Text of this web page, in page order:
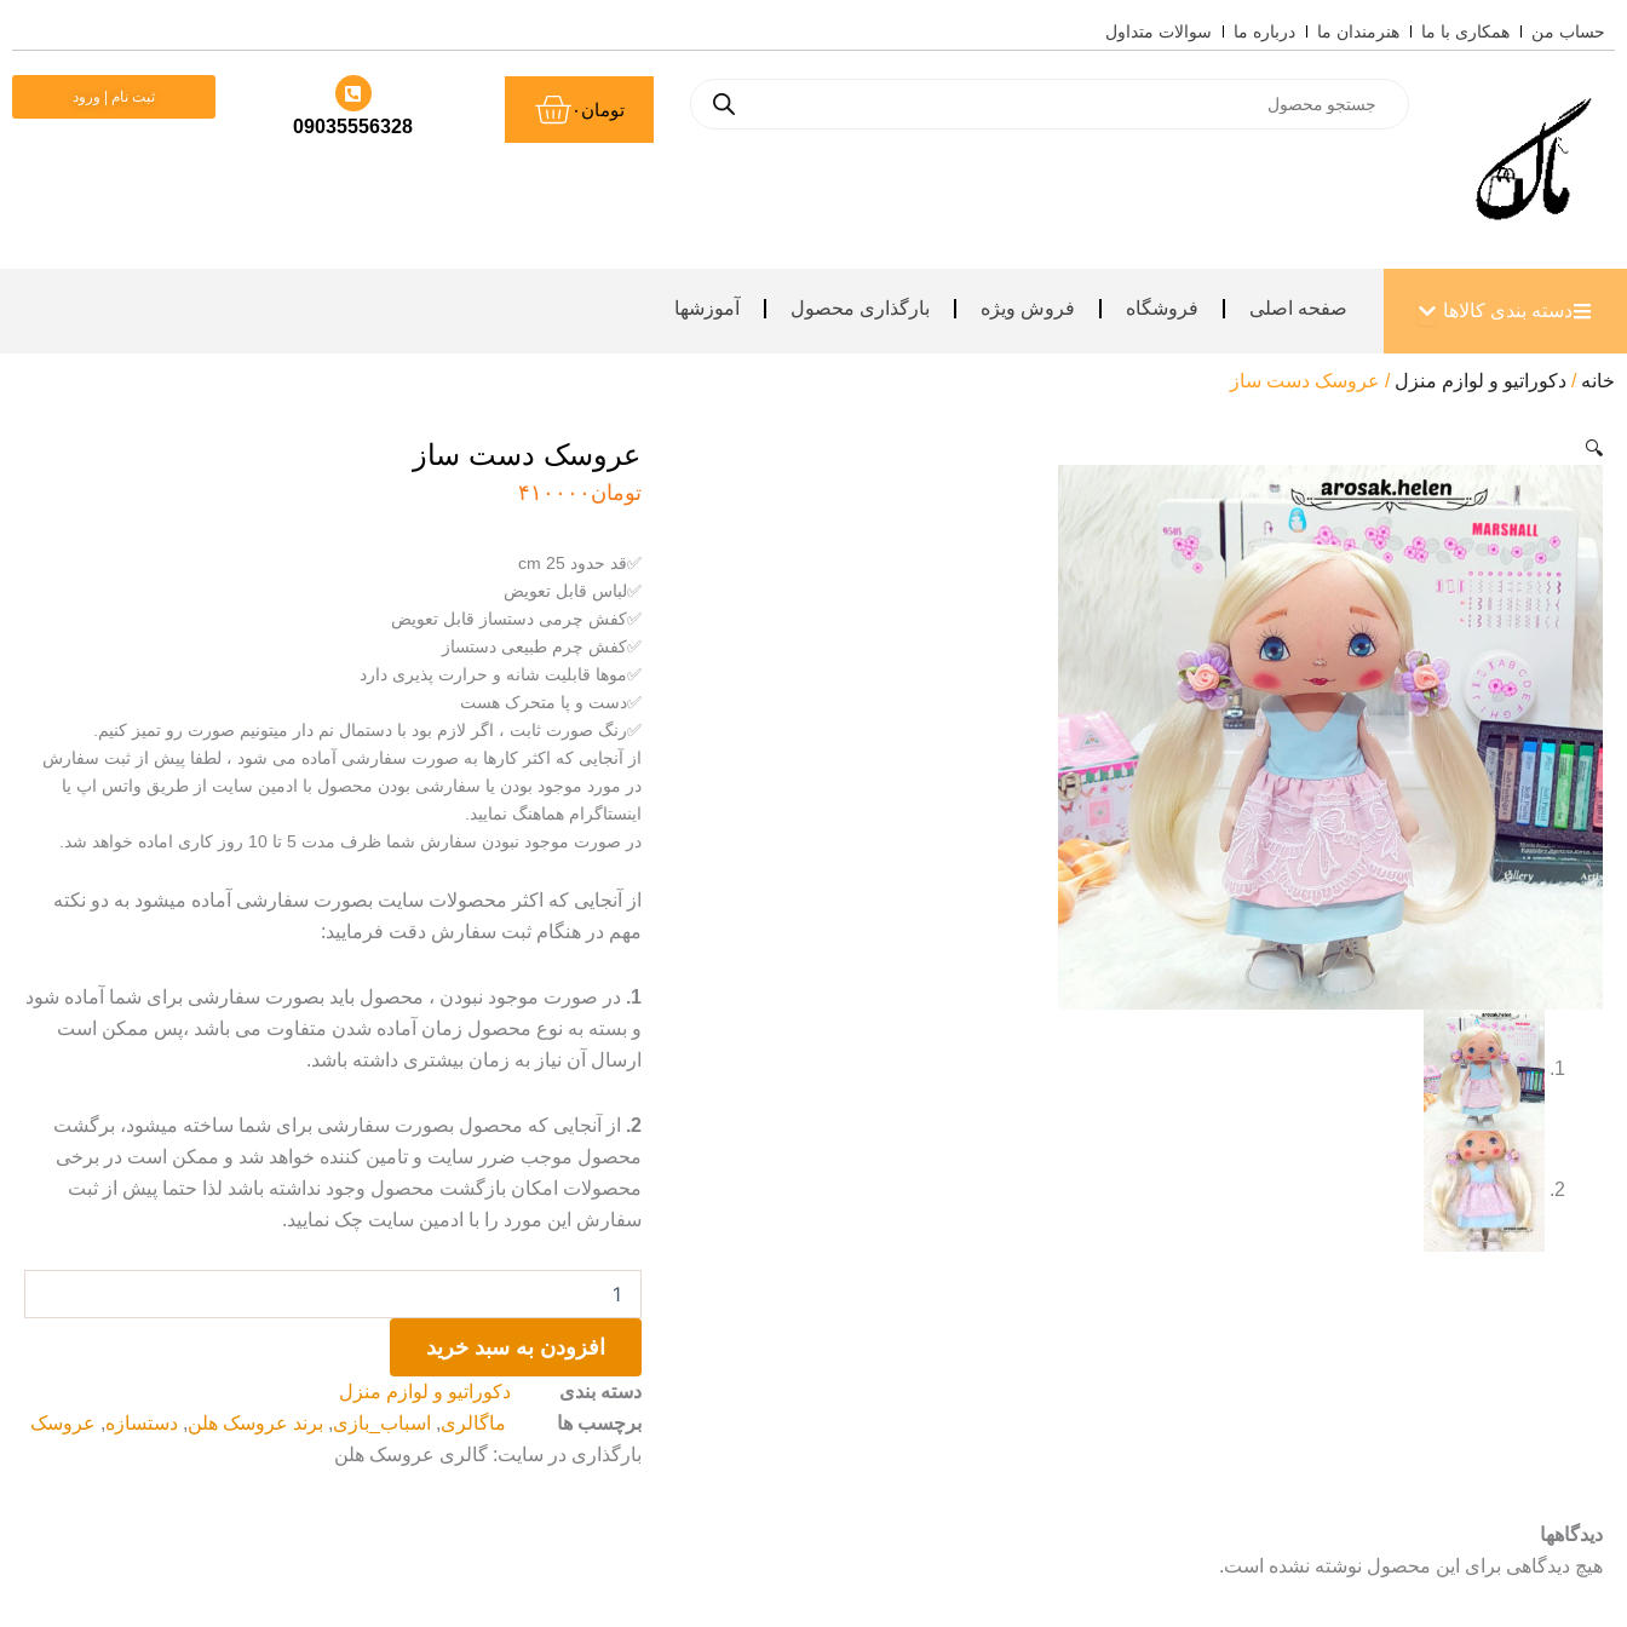
به
حساب من همکاری با ما هنرمندان ما درباره ما سوالات متداول
search
تومان ۰سبد
خرید
09035556328
ثبت نام | ورود
دسته بندی کالاها باز کردن دسته بندی کالاها
صفحه اصلی فروشگاه فروش ویژه بارگذاری محصول آموزشها
خانه / دکوراتیو و لوازم منزل / عروسک دست ساز
🔍 عروسک دست ساز
تومان ۴۱۰۰۰۰
✅قد حدود 25 cm
✅لباس قابل تعویض
✅کفش چرمی دستساز قابل تعویض
✅کفش چرم طبیعی دستساز
✅موها قابلیت شانه و حرارت پذیری دارد
✅دست و پا متحرک هست
✅رنگ صورت ثابت ، اگر لازم بود با دستمال نم دار میتونیم صورت رو تمیز کنیم.
از آنجایی که اکثر کارها به صورت سفارشی آماده می شود ، لطفا پیش از ثبت سفارش
در مورد موجود بودن یا سفارشی بودن محصول با ادمین سایت از طریق واتس اپ یا
اینستاگرام هماهنگ نمایید.
در صورت موجود نبودن سفارش شما ظرف مدت 5 تا 10 روز کاری اماده خواهد شد.
از آنجایی که اکثر محصولات سایت بصورت سفارشی آماده میشود به دو نکته
مهم در هنگام ثبت سفارش دقت فرمایید:
1. در صورت موجود نبودن ، محصول باید بصورت سفارشی برای شما آماده شود
و بسته به نوع محصول زمان آماده شدن متفاوت می باشد ،پس ممکن است
ارسال آن نیاز به زمان بیشتری داشته باشد.
2.
از آنجایی که محصول بصورت سفارشی برای شما ساخته میشود، برگشت
محصول موجب ضرر سایت و تامین کننده خواهد شد و ممکن است در برخی
محصولات امکان بازگشت محصول وجود نداشته باشد لذا حتما پیش از ثبت
سفارش این مورد را با ادمین سایت چک نمایید.
دست
افزودن به سبد خرید
دسته بندی
دکوراتیو و لوازم منزل
برچسب ها
ماگالری, اسباب_بازی, برند عروسک هلن,دستسازه, عروسک
بارگذاری در سایت: گالری عروسک هلن
دیدگاهها
هیچ دیدگاهی برای این محصول نوشته نشده است.